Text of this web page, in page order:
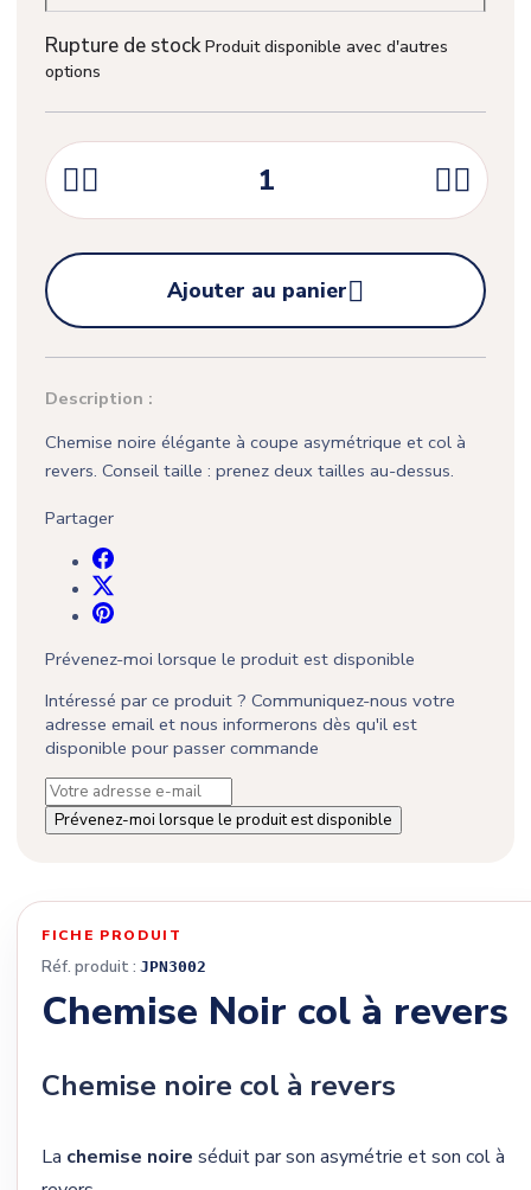
Rupture de stock Produit disponible avec d'autres
options
 

Ajouter au panier
Description :
Chemise noire élégante à coupe asymétrique et col à
revers. Conseil taille : prenez deux tailles au-dessus.
Partager
Prévenez-moi lorsque le produit est disponible
Intéressé par ce produit ? Communiquez-nous votre
adresse email et nous informerons dès qu'il est
disponible pour passer commande
Prévenez-moi lorsque le produit est disponible
FICHE PRODUIT
Réf. produit : JPN3002
Chemise Noir col à revers
Chemise noire col à revers
La chemise noire séduit par son asymétrie et son col à